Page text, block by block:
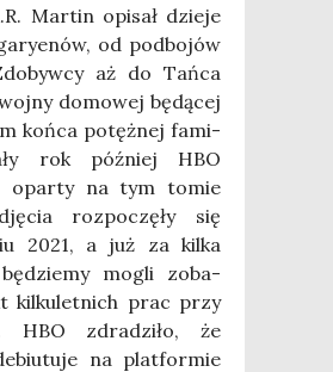
Mar­tin opi­sał dzie­je
od pod­bo­jów
aż do Tań­ca
domo­wej będą­cej
koń­ca potęż­nej fami­
rok póź­niej HBO
opar­ty na tym tomie
roz­po­czę­ły się
2021, a już za kil­ka
będzie­my mogli zoba­
kil­ku­let­nich prac przy
HBO zdra­dzi­ło, że
na plat­for­mie